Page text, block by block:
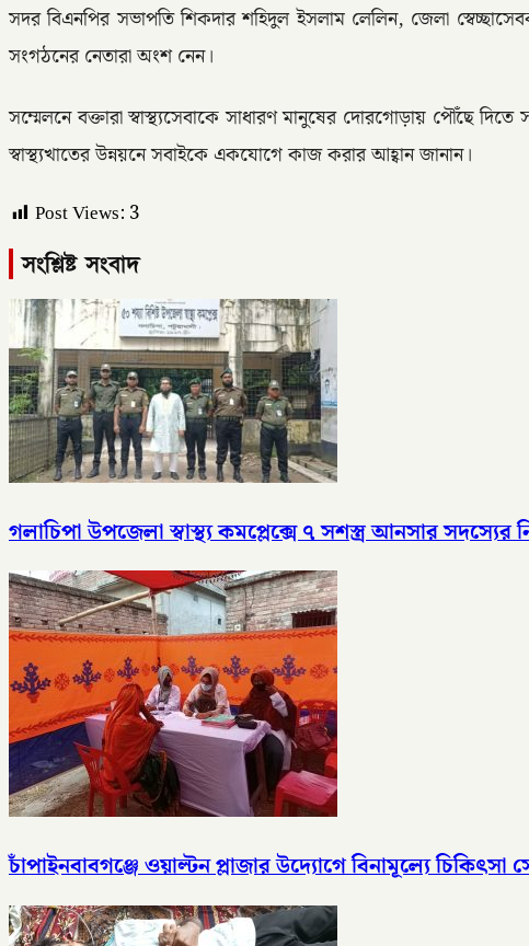
সদর বিএনপির সভাপতি শিকদার শহিদুল ইসলাম লেলিন, জেলা
সংগঠনের নেতারা অংশ নেন।
সম্মেলনে বক্তারা স্বাস্থ্যসেবাকে সাধারণ মানুষের দোরগোড়ায় পৌঁছে
স্বাস্থ্যখাতের উন্নয়নে সবাইকে একযোগে কাজ করার আহ্বান জানান।
Post Views: 3
সংশ্লিষ্ট সংবাদ
গলাচিপা উপজেলা স্বাস্থ্য কমপ্লেক্সে ৭ সশস্ত্র আনসার সদস্যের
চাঁপাইনবাবগঞ্জে ওয়াল্টন প্লাজার উদ্যোগে বিনামূল্যে চিকিৎসা